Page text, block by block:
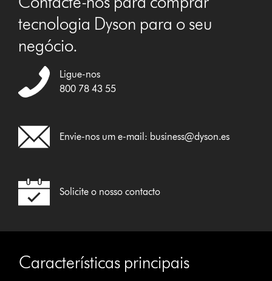
tecnologia Dyson para o seu
negócio.
Ligue-nos
800 78 43 55
Envie-nos um e-mail: business@dyson.es
Solicite o nosso contacto
Características principais